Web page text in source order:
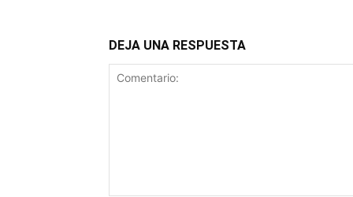
DEJA UNA RESPUESTA